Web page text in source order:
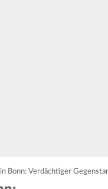
Bonn: Verdächtiger